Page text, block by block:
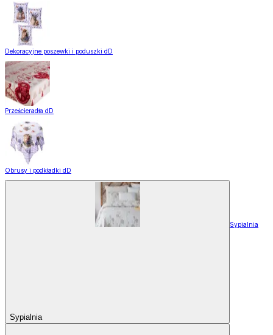
Dekoracyjne poszewki i poduszki dD
Prześcieradła dD
Obrusy i podkładki dD
Sypialnia
Sypialnia